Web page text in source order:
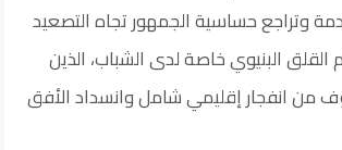
وتراجع حساسية الجمهور تجاه التصعيد
القلق البنيوي خاصة لدى الشباب، الذين
من انفجار إقليمي شامل وانسداد الأفق